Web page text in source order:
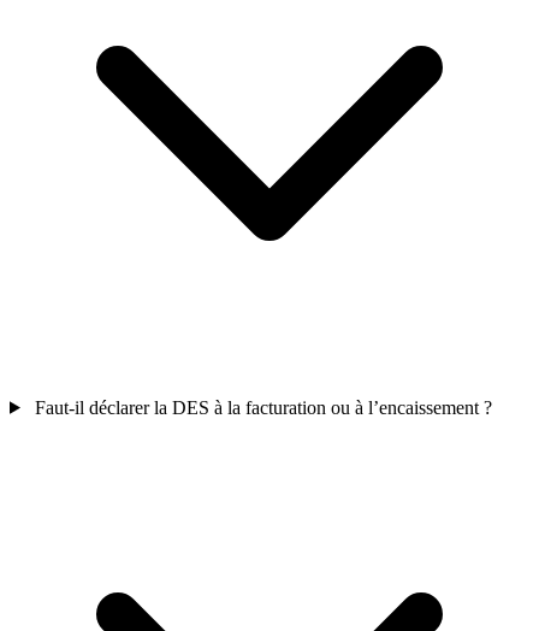
Faut-il déclarer la DES à la facturation ou à l’encaissement ?